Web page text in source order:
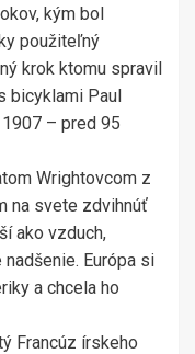
kým bol
použiteľný
krok ktomu spravil
bicyklami Paul
– pred 95
Wrightovcom z
na svete zdvihnúť
ako vzduch,
Európa si
a chcela ho
Francúz írskeho